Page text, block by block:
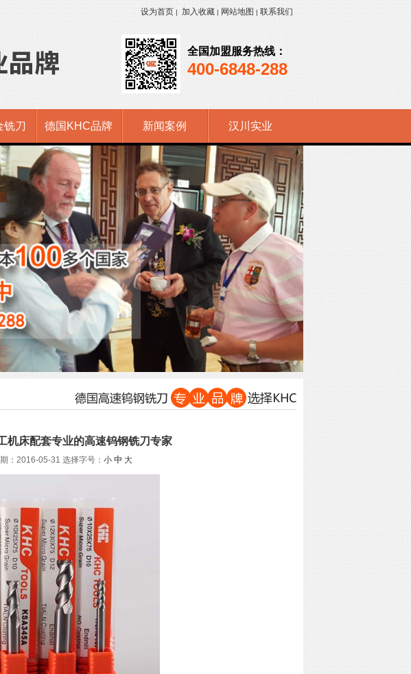
设为首页 | 加入收藏 | 网站地图 | 联系我们
全国加盟服务热线：
400-6848-288
铣刀 德国KHC品牌 新闻案例 汉川实业
机床配套专业的高速钨钢铣刀专家
：2016-05-31 选择字号： 小 中 大